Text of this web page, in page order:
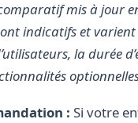
mis à jour
indicatifs et varient
la durée
: Si votre